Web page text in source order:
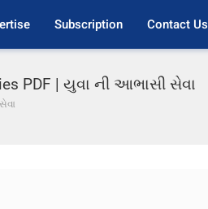
Subscription Contact Us
PDF | યુવા ની આભાસી સેવા